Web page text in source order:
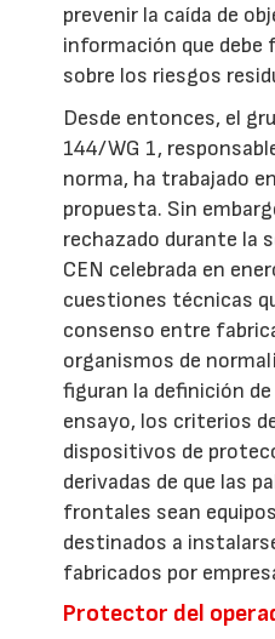
prevenir la caída de
información que debe
sobre los riesgos
Desde entonces, el
144/WG 1,
norma, ha trabajado
propuesta. Sin
rechazado durante la
CEN celebrada en
cuestiones técnicas
consenso entre
organismos de
figuran la definición
ensayo, los criterios
dispositivos de
derivadas de que las
frontales sean
destinados a
fabricados por
Protector del